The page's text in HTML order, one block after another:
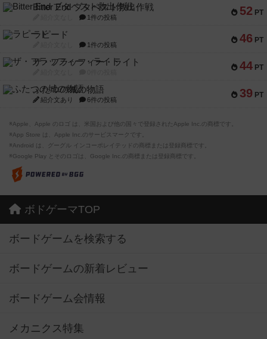
52 PT
Bitter End ブタペスト救出作戦
1件の投稿
46 PT
ラピード
1件の投稿
44 PT
ザ・フラッフィー・ライト
39 PT
ふたつの城の物語
紹介文あり 6件の投稿
※Apple、Apple のロゴ は、米国および他の国々で登録されたApple Inc.の商標です。
※App Store は、Apple Inc.のサービスマークです。
※Android は、グーグル インコーポレイテッドの商標または登録商標です。
※Google Play とそのロゴは、Google Inc.の商標または登録商標です。
ボドゲーマTOP
ボードゲームを検索する
ボードゲームの新着レビュー
ボードゲーム会情報
メカニクス特集